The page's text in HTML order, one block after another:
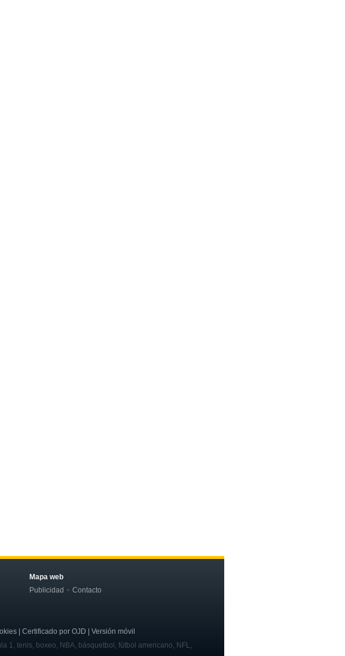
Mapa web
Publicidad
Contacto
| Certificado por OJD | Versión móvil
tenis, boxeo, NBA, básquetbol, fútbol americano, NFL,